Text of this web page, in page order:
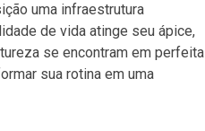
uma infraestrutura
de vida atinge seu ápice,
se encontram em perfeita
sua rotina em uma